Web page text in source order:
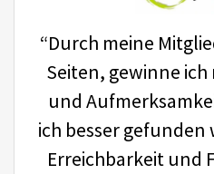
“Durch meine
Seiten, gewinne
und
ich besser gefunden
Erreichbarkeit und